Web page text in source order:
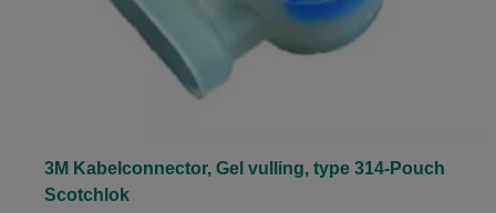
3M Kabelconnector, Gel vulling, type 314-Pouch
Scotchlok